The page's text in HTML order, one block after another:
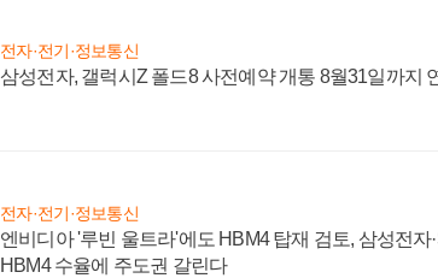
전자·전기·정보통신
삼성전자, 갤럭시Z 폴드8 사전예약 개통 8월31일까지
전자·전기·정보통신
엔비디아 '루빈 울트라'에도 HBM4 탑재 검토, 삼성전자
HBM4 수율에 주도권 갈린다